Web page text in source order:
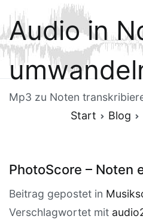
Zum
Inhalt
springen
Audio in
Mp3 zu Noten
Start
Blog
PhotoScore – Noten
Beitrag gepostet in
Verschlagwortet mit